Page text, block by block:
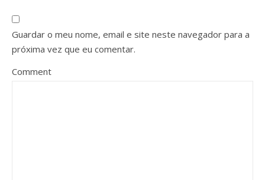
Guardar o meu nome, email e site neste navegador para a
próxima vez que eu comentar.
Comment